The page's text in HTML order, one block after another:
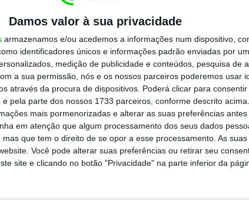
Damos valor à sua privacidade
armazenamos e/ou acedemos a informações num dispositivo,
identificadores únicos e informações padrão enviadas por
medição de publicidade e conteúdos, pesquisa de
a sua permissão, nós e os nossos parceiros poderemos usar
através da procura de dispositivos. Poderá clicar para consentir
pela parte dos nossos 1733 parceiros, conforme descrito
mais pormenorizadas e alterar as suas preferências
em atenção que algum processamento dos seus dados
que tem o direito de se opor a esse processamento. As
Você pode alterar suas preferências ou retirar seu
site e clicando no botão "Privacidade" na parte inferior da